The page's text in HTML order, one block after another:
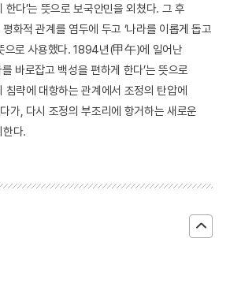
다’는 뜻으로 보국안민을 외쳤다. 그 후
화적 관계를 염두에 두고 ‘나라를 이롭게 돕고
으로 사용했다. 1894년(甲午)에 일어난
바로잡고 백성을 편하게 한다’는 뜻으로
침략에 대항하는 관계에서 조정의 탄압에
가, 다시 조정의 부조리에 항거하는 새로운
한다.